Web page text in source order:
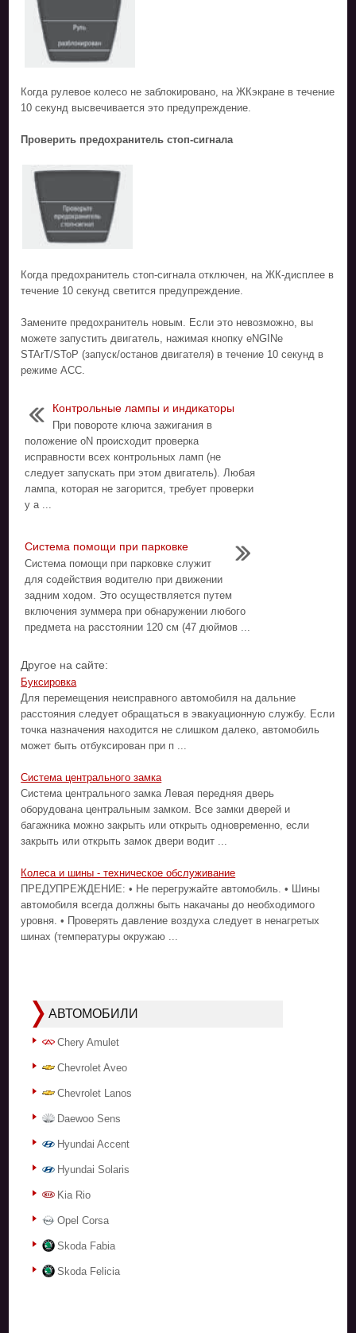
Когда рулевое колесо не заблокировано, на ЖКэкране в течение
10 секунд высвечивается это предупреждение.
Проверить предохранитель стоп-сигнала
Когда предохранитель стоп-сигнала отключен, на ЖК-дисплее в
течение 10 секунд светится предупреждение.
Замените предохранитель новым. Если это невозможно, вы
можете запустить двигатель, нажимая кнопку eNGINe
STArT/SToP (запуск/останов двигателя) в течение 10 секунд в
режиме ACC.
Контрольные лампы и индикаторы
При повороте ключа зажигания в
положение oN происходит проверка
исправности всех контрольных ламп (не
следует запускать при этом двигатель). Любая
лампа, которая не загорится, требует проверки
у а ...
Система помощи при парковке
Система помощи при парковке служит
для содействия водителю при движении
задним ходом. Это осуществляется путем
включения зуммера при обнаружении любого
предмета на расстоянии 120 см (47 дюймов ...
Другое на сайте:
Буксировка
Для перемещения неисправного автомобиля на дальние
расстояния следует обращаться в эвакуационную службу. Если
точка назначения находится не слишком далеко, автомобиль
может быть отбуксирован при п ...
Система центрального замка
Система центрального замка Левая передняя дверь
оборудована центральным замком. Все замки дверей и
багажника можно закрыть или открыть одновременно, если
закрыть или открыть замок двери водит ...
Колеса и шины - техническое обслуживание
ПРЕДУПРЕЖДЕНИЕ: • Не перегружайте автомобиль. • Шины
автомобиля всегда должны быть накачаны до необходимого
уровня. • Проверять давление воздуха следует в ненагретых
шинах (температуры окружаю ...
АВТОМОБИЛИ
Chery Amulet
Chevrolet Aveo
Chevrolet Lanos
Daewoo Sens
Hyundai Accent
Hyundai Solaris
Kia Rio
Opel Corsa
Skoda Fabia
Skoda Felicia